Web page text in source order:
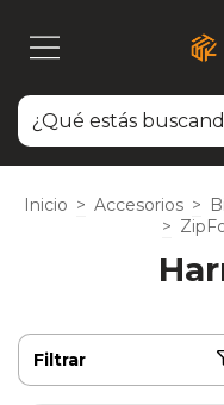
Inicio > Accesorios >
>
Filtrar